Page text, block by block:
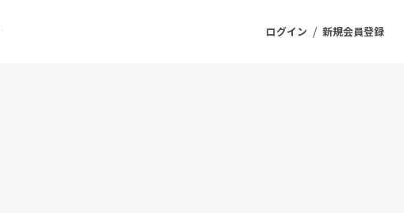
ログイン / 新規会員登録